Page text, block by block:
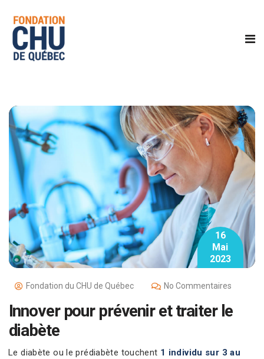
16
Mai
2023
Fondation du CHU de Québec No Commentaires
Innover pour prévenir et traiter le
diabète
Le diabète ou le prédiabète touchent 1 individu sur 3 au